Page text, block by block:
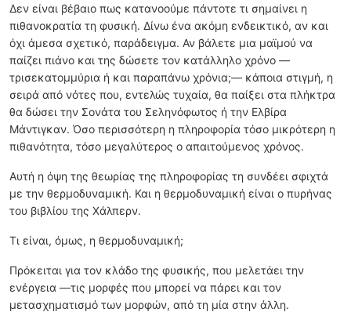
Δεν είναι βέβαιο πως κατανοούμε πάντοτε τι σημαίνει η
πιθανοκρατία τη φυσική. Δίνω ένα ακόμη ενδεικτικό, αν και
όχι άμεσα σχετικό, παράδειγμα. Αν βάλετε μια μαϊμού να
παίζει πιάνο και της δώσετε τον κατάλληλο χρόνο —
τρισεκατομμύρια ή και παραπάνω χρόνια;— κάποια στιγμή, η
σειρά από νότες που, εντελώς τυχαία, θα παίξει στα πλήκτρα
θα δώσει την Σονάτα του Σεληνόφωτος ή την Ελβίρα
Μάντιγκαν. Όσο περισσότερη η πληροφορία τόσο μικρότερη η
πιθανότητα, τόσο μεγαλύτερος ο απαιτούμενος χρόνος.
Αυτή η όψη της θεωρίας της πληροφορίας τη συνδέει σφιχτά
με την θερμοδυναμική. Και η θερμοδυναμική είναι ο πυρήνας
του βιβλίου της Χάλπερν.
Τι είναι, όμως, η θερμοδυναμική;
Πρόκειται για τον κλάδο της φυσικής, που μελετάει την
ενέργεια —τις μορφές που μπορεί να πάρει και τον
μετασχηματισμό των μορφών, από τη μία στην άλλη.